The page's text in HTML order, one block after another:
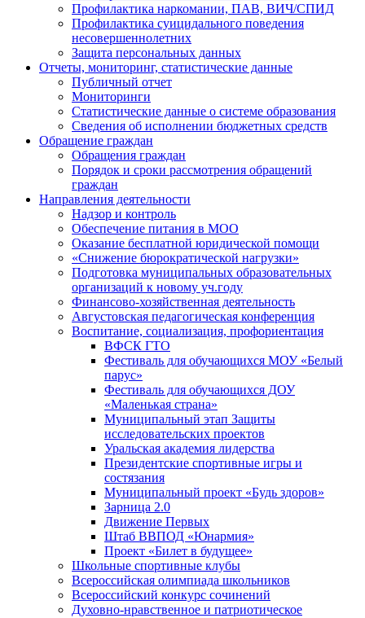
Профилактика наркомании, ПАВ, ВИЧ/СПИД
Профилактика суицидального поведения
несовершеннолетних
Защита персональных данных
Отчеты, мониторинг, статистические данные
Публичный отчет
Мониторинги
Статистические данные о системе образования
Сведения об исполнении бюджетных средств
Обращение граждан
Обращения граждан
Порядок и сроки рассмотрения обращений
граждан
Направления деятельности
Надзор и контроль
Обеспечение питания в МОО
Оказание бесплатной юридической помощи
«Снижение бюрократической нагрузки»
Подготовка муниципальных образовательных
организаций к новому уч.году
Финансово-хозяйственная деятельность
Августовская педагогическая конференция
Воспитание, социализация, профориентация
ВФСК ГТО
Фестиваль для обучающихся МОУ «Белый
парус»
Фестиваль для обучающихся ДОУ
«Маленькая страна»
Муниципальный этап Защиты
исследовательских проектов
Уральская академия лидерства
Президентские спортивные игры и
состязания
Муниципальный проект «Будь здоров»
Зарница 2.0
Движение Первых
Штаб ВВПОД «Юнармия»
Проект «Билет в будущее»
Школьные спортивные клубы
Всероссийская олимпиада школьников
Всероссийский конкурс сочинений
Духовно-нравственное и патриотическое